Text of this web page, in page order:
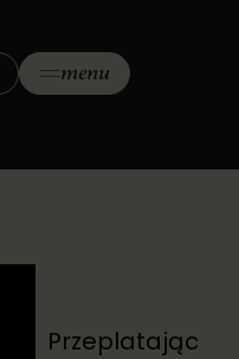
menu
Przeplatając